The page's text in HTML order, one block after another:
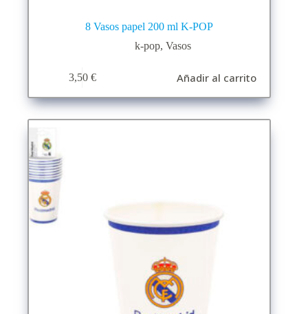
8 Vasos papel 200 ml K-POP
k-pop,Vasos
3,50 € Añadir al carrito